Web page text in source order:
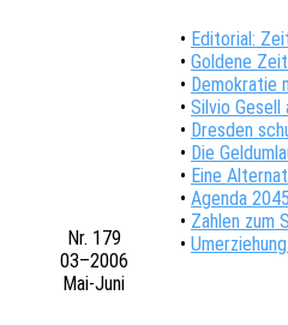
Nr. 179
03–2006
Mai-Juni
• Edito­ri­al:
• Golde­ne
• Demo­kra­tie
• Silvio Gesell
• Dres­den
• Die
• Eine
• Agenda 2045
• Zahlen zum
•